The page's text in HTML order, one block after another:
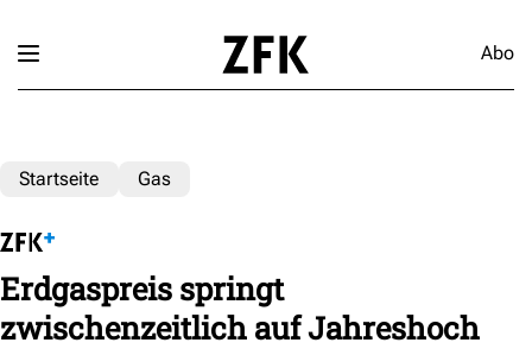
Abo
Startseite Gas
Erdgaspreis springt
zwischenzeitlich auf Jahreshoch